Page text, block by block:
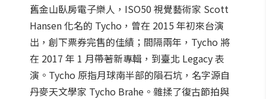
舊金山臥房電子樂人，ISO50 視覺藝術家 Scott
Hansen 化名的 Tycho，曾在 2015 年初來台演
出，創下票券完售的佳績；間隔兩年，Tycho 將
在 2017 年 1 月帶著新專輯，到臺北 Legacy 表
演。Tycho 原指月球南半部的隕石坑，名字源自
丹麥天文學家 Tycho Brahe。雜揉了復古節拍與